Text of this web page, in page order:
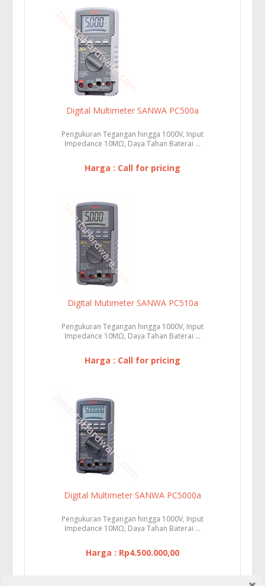
Digital Multimeter SANWA PC500a
Pengukuran Tegangan hingga 1000V, Input
Impedance 10MΩ, Daya Tahan Baterai ...
Harga : Call for pricing
Digital Mutimeter SANWA PC510a
Pengukuran Tegangan hingga 1000V, Input
Impedance 10MΩ, Daya Tahan Baterai ...
Harga : Call for pricing
Digital Multimeter SANWA PC5000a
Pengukuran Tegangan hingga 1000V, Input
Impedance 10MΩ, Daya Tahan Baterai ...
Harga : Rp4.500.000,00